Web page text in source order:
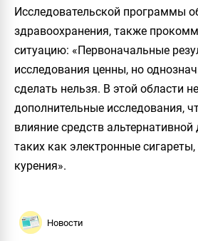
Исследовательской программы
здравоохранения, также
ситуацию: «Первоначальные
исследования ценны, но
сделать нельзя. В этой области
дополнительные исследования,
влияние средств
таких как электронные сигареты,
курения».
Новости